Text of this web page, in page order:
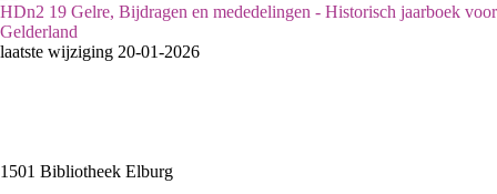
HDn2 19 Gelre, Bijdragen en mededelingen - Historisch jaarboek voor
Gelderland
laatste wijziging 20-01-2026
1501 Bibliotheek Elburg